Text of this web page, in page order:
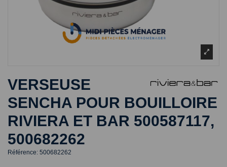
VERSEUSE
SENCHA POUR BOUILLOIRE
RIVIERA ET BAR 500587117,
500682262
Référence: 500682262